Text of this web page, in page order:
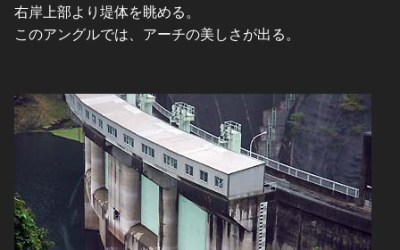
右岸上部より堤体を眺める。
このアングルでは、アーチの美しさが出る。